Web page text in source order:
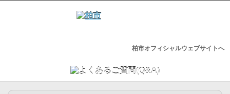
柏市オフィシャルウェブサイトへ